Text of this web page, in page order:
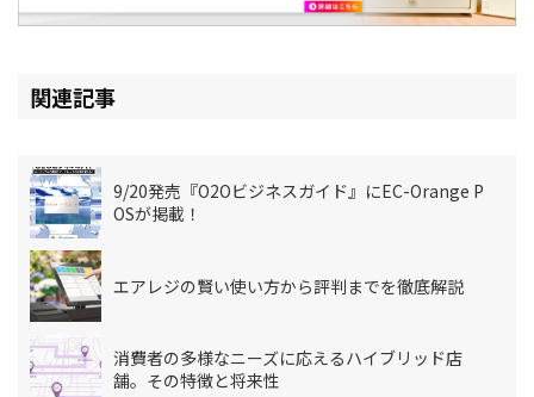
関連記事
9/20発売『O2Oビジネスガイド』にEC-Orange P
OSが掲載！
エアレジの賢い使い方から評判までを徹底解説
消費者の多様なニーズに応えるハイブリッド店
舗。その特徴と将来性